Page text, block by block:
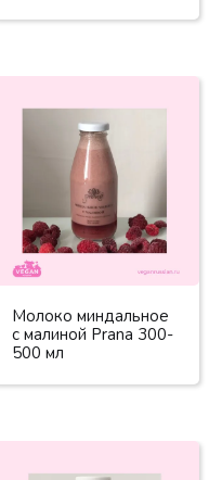
Молоко миндальное
с малиной Prana 300-
500 мл